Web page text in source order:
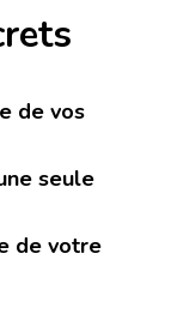
de vos
seule
de votre